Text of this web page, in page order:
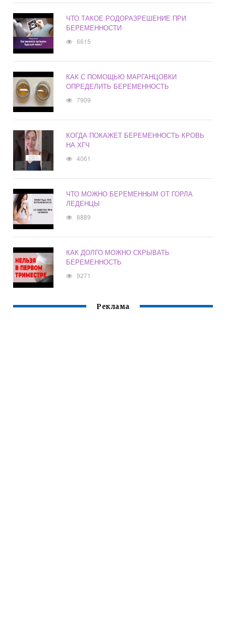
ЧТО ТАКОЕ РОДОРАЗРЕШЕНИЕ ПРИ
БЕРЕМЕННОСТИ
6615
КАК С ПОМОЩЬЮ МАРГАНЦОВКИ
ОПРЕДЕЛИТЬ БЕРЕМЕННОСТЬ
7909
КОГДА ПОКАЖЕТ БЕРЕМЕННОСТЬ КРОВЬ
НА ХГЧ
4061
ЧТО МОЖНО БЕРЕМЕННЫМ ОТ ГОРЛА
ЛЕДЕНЦЫ
8889
КАК ДОЛГО МОЖНО СКРЫВАТЬ
БЕРЕМЕННОСТЬ
9271
Реклама